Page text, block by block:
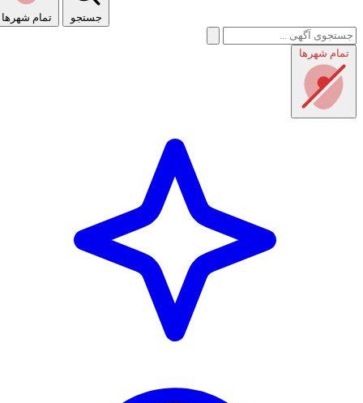
راهنمای استفاده
تمام شهر‌ها جستجو
تمام شهر‌ها